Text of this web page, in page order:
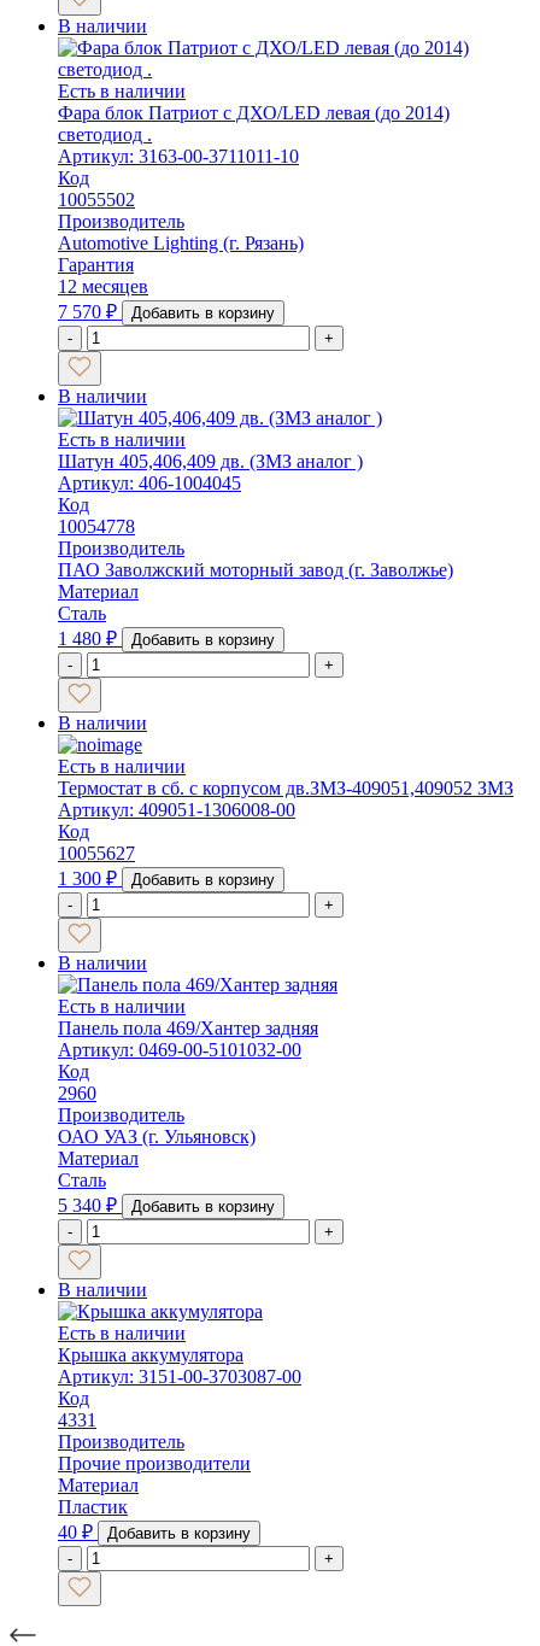
В наличии
Есть в наличии
Фара блок Патриот с ДХО/LED левая (до 2014)
светодиод .
Артикул: 3163-00-3711011-10
Код
10055502
Производитель
Automotive Lighting (г. Рязань)
Гарантия
12 месяцев
7 570 ₽
Добавить в корзину
-
+
В наличии
Есть в наличии
Шатун 405,406,409 дв. (ЗМЗ аналог )
Артикул: 406-1004045
Код
10054778
Производитель
ПАО Заволжский моторный завод (г. Заволжье)
Материал
Сталь
1 480 ₽
Добавить в корзину
-
+
В наличии
Есть в наличии
Термостат в сб. с корпусом дв.ЗМЗ-409051,409052 ЗМЗ
Артикул: 409051-1306008-00
Код
10055627
1 300 ₽
Добавить в корзину
-
+
В наличии
Есть в наличии
Панель пола 469/Хантер задняя
Артикул: 0469-00-5101032-00
Код
2960
Производитель
ОАО УАЗ (г. Ульяновск)
Материал
Сталь
5 340 ₽
Добавить в корзину
-
+
В наличии
Есть в наличии
Крышка аккумулятора
Артикул: 3151-00-3703087-00
Код
4331
Производитель
Прочие производители
Материал
Пластик
40 ₽
Добавить в корзину
-
+